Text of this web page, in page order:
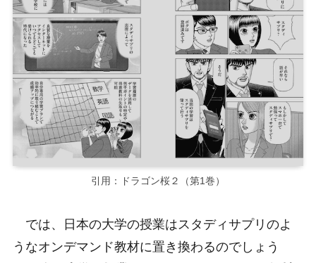
引用：ドラゴン桜２（第1巻）
では、日本の大学の授業はスタディサプリのよ
うなオンデマンド教材に置き換わるのでしょう